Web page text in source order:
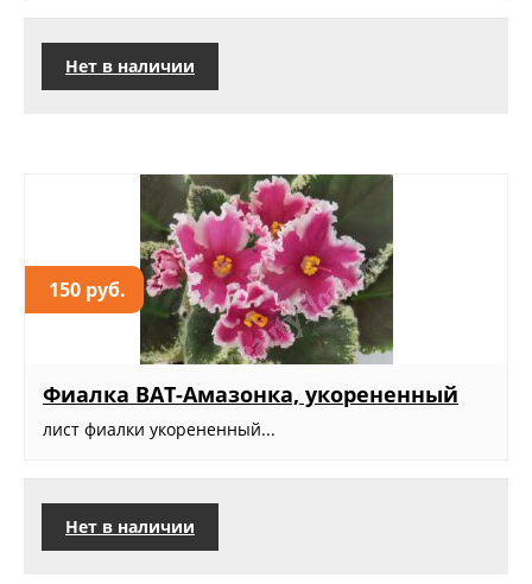
Нет в наличии
150 руб.
Фиалка ВАТ-Амазонка, укорененный
лист фиалки укорененный...
Нет в наличии